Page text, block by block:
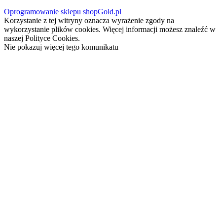
Oprogramowanie sklepu shopGold.pl
Korzystanie z tej witryny oznacza wyrażenie zgody na
wykorzystanie plików cookies. Więcej informacji możesz znaleźć w
naszej Polityce Cookies.
Nie pokazuj więcej tego komunikatu